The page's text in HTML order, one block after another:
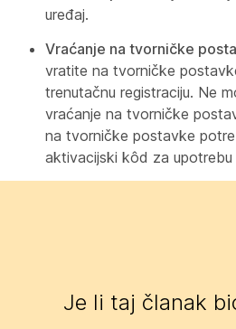
uređaj.
Vraćanje na tvorničke
vratite na tvorničke
trenutačnu registraciju. Ne
vraćanje na tvorničke
na tvorničke postavke
aktivacijski kôd za upotrebu
Je li taj članak